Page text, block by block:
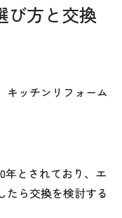
方と交換
キッチンリフォーム
年とされており、エ
たら交換を検討する